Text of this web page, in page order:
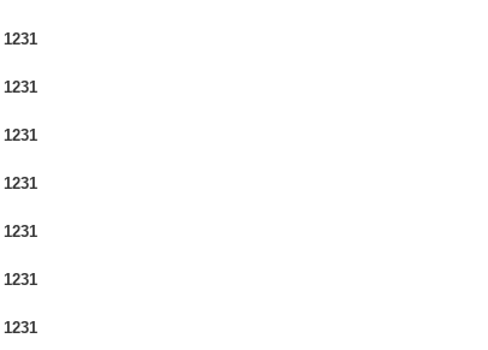
1231
1231
1231
1231
1231
1231
1231